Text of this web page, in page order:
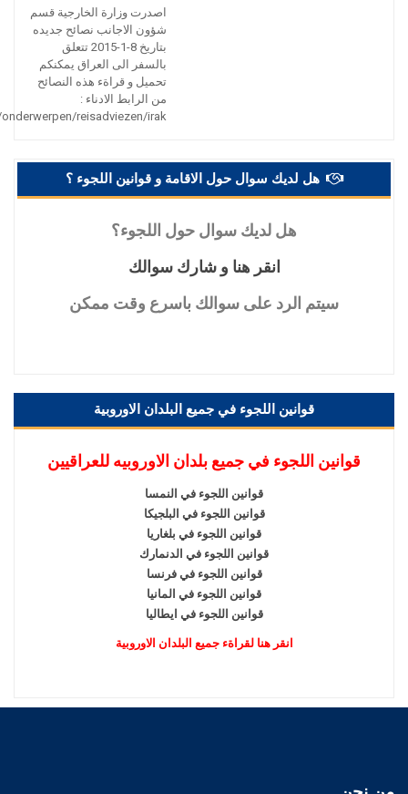
اصدرت وزارة الخارجية قسم
شؤون الاجانب نصائح جديده
بتاريخ 8-1-2015 تتعلق
بالسفر الى العراق يمكنكم
تحميل و قراةء هذه النصائح
من الرابط الادناء :
reisadviezen/irak
هل لديك سوال حول الاقامة و قوانين اللجوء ؟
هل لديك سوال حول اللجوء؟
انقر هنا و شارك سوالك
سيتم الرد على سوالك باسرع وقت ممكن
قوانين اللجوء في جميع البلدان الاوروبية
قوانين اللجوء في جميع بلدان الاوروبيه للعراقيين
قوانين اللجوء في النمسا
قوانين اللجوء في البلجيكا
قوانين اللجوء في بلغاريا
قوانين اللجوء في الدنمارك
قوانين اللجوء في فرنسا
قوانين اللجوء في المانيا
قوانين اللجوء في ايطاليا
انقر هنا لقراةء جميع البلدان الاوروبية